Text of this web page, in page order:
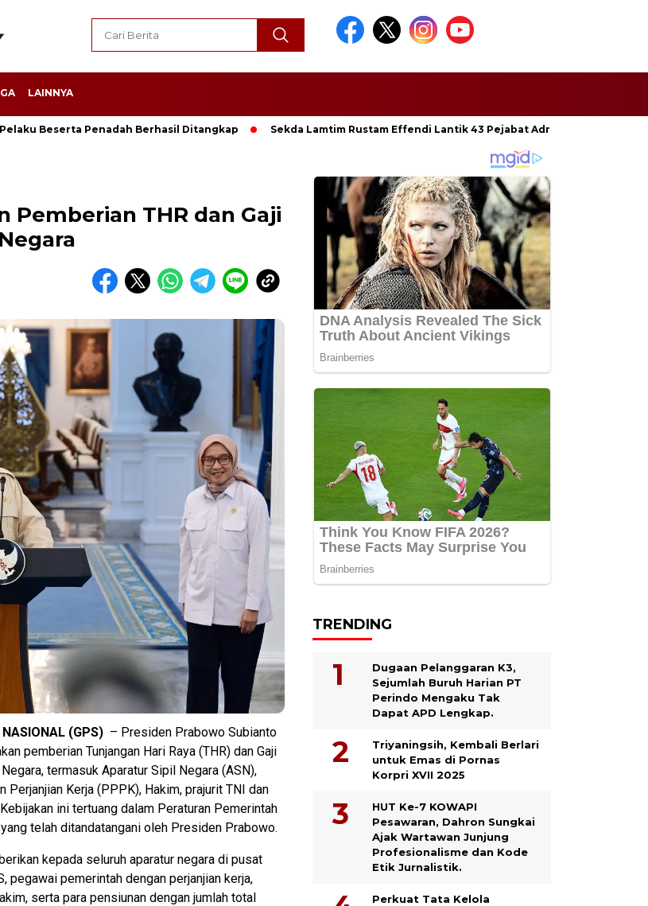
LAINNYA
Beserta Penadah Berhasil Ditangkap Sekda Lamtim Rustam Effendi Lantik 43 Pejabat Administrator dan
Pemberian THR dan Gaji
(GPS) – Presiden Prabowo Subianto
pemberian Tunjangan Hari Raya (THR) dan Gaji
termasuk Aparatur Sipil Negara (ASN),
Perjanjian Kerja (PPPK), Hakim, prajurit TNI dan
ini tertuang dalam Peraturan Pemerintah
telah ditandatangani oleh Presiden Prabowo.
kepada seluruh aparatur negara di pusat
pegawai pemerintah dengan perjanjian kerja,
serta para pensiunan dengan jumlah total
TRENDING
Dugaan Pelanggaran K3,
Sejumlah Buruh Harian PT
Perindo Mengaku Tak
Dapat APD Lengkap.
Triyaningsih, Kembali Berlari
untuk Emas di Pornas
Korpri XVII 2025
HUT Ke-7 KOWAPI
Pesawaran, Dahron Sungkai
Ajak Wartawan Junjung
Profesionalisme dan Kode
Etik Jurnalistik.
Perkuat Tata Kelola